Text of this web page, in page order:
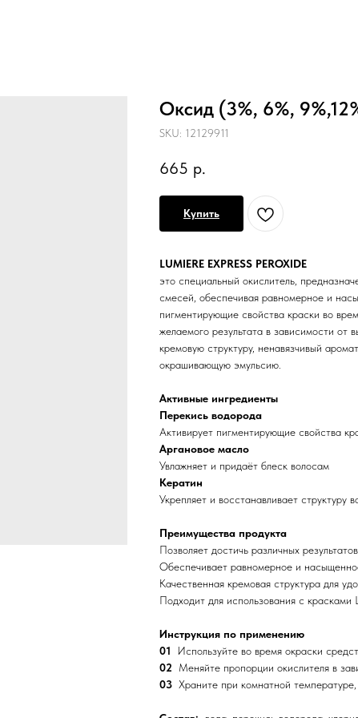
Оксид (3%, 6%,
SKU: 12129911
665 р.
Купить
LUMIERE EXPRESS PEROXIDE
это специальный окислитель,
смесей, обеспечивая равномерное и
пигментирующие свойства краски во
желаемого результата в зависимости от
кремовую структуру, ненавязчивый
окрашивающую эмульсию.
Активные ингредиенты
Перекись водорода
Активирует пигментирующие свойства
Аргановое масло
Увлажняет и придаёт блеск волосам
Кератин
Укрепляет и восстанавливает структуру
Преимущества продукта
Позволяет достичь различных
Обеспечивает равномерное и
Качественная кремовая структура для
Подходит для использования с красками
Инструкция по применению
01
Используйте во время окраски
02 Меняйте пропорции окислителя в
03 Храните при комнатной